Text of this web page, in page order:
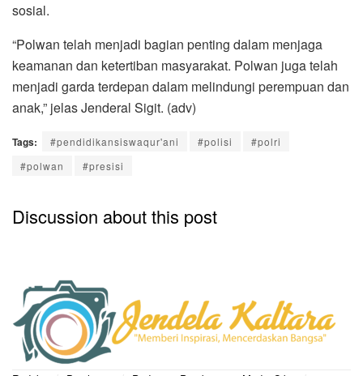
sosial.
“Polwan telah menjadi bagian penting dalam menjaga
keamanan dan ketertiban masyarakat. Polwan juga telah
menjadi garda terdepan dalam melindungi perempuan dan
anak,” jelas Jenderal Sigit. (adv)
Tags: #pendidikansiswaqur'ani #polisi
#polri
#polwan
#presisi
Discussion about this post